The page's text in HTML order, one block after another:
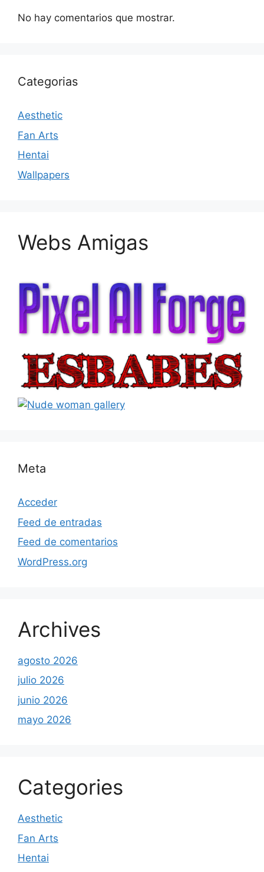
No hay comentarios que mostrar.
Categorias
Aesthetic
Fan Arts
Hentai
Wallpapers
Webs Amigas
Meta
Acceder
Feed de entradas
Feed de comentarios
WordPress.org
Archives
agosto 2026
julio 2026
junio 2026
mayo 2026
Categories
Aesthetic
Fan Arts
Hentai